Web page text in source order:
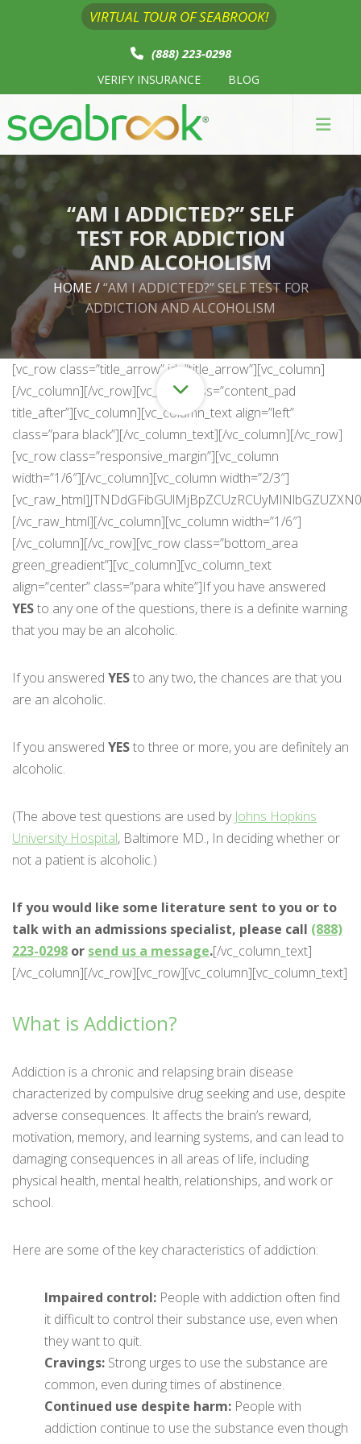
VIRTUAL TOUR OF SEABROOK!
(888) 223-0298
VERIFY INSURANCE BLOG
“AM I ADDICTED?” SELF
TEST FOR ADDICTION
AND ALCOHOLISM
HOME/“AM I ADDICTED?” SELF TEST FOR
ADDICTION AND ALCOHOLISM
[vc_row class=”title_arrow” id=”title_arrow”][vc_column][/vc_column][/vc_row][vc_row class=”content_pad title_after”][vc_column][vc_column_text align=”left” class=”para black”][/vc_column_text][/vc_column][/vc_row][vc_row class=”responsive_margin”][vc_column width=”1/6″][/vc_column][vc_column width=”2/3″][vc_raw_html]JTNDdGFibGUlMjBpZCUzRCUyMlNlbGZUZXN0JTIyJTIwYm9yZGVyJTNEJTIyMCUyMiUyMHdpZHRoJTNEJTIyMTAwJTI1JTIyJTIwY2VsbHNwYWNpbmclM0QlMjIwJTIyJTIwY2VsbHBhZGRpbmclM0QlMjIzJTIyJTIwYWxpZ24lM0QlMjJjZW50ZXIlMjIlM0UlMEElM0N0Ym9keSUzRSUwQSUzQ3RyJTIwYWxpZ24lM0QlMjJsZWZ0JTIyJTIwdmFsaWduJTNEJTIydG9wJTIyJTNFJTBBJTNDdGQlM0UlM0NzcGFuJTIwc3R5bGUlM0QlMjJmb250LWZhbWlseSUzQSUyMEFyaWFsJTJDJTIwSGVsdmV0aWNhJTJDJTIwc2Fucy1zZXJpZiUzQiUyMGZvbnQtc2l6ZSUzQSUyMHNtYWxsJTNCJTIyJTNFJTNDYiUzRURvJTIweW91JTIwbG9zZSUyMHRpbWUlMjBmcm9tJTIwd29yayUyMGR1ZSUyMHRvJTIweW91ciUyMGRyaW5raW5nJTIwb3IlMjBkcnVnJTIwdXNlJTNGJTNDJTJGYiUzRSUzQyUyRnNwYW4lM0UlM0MlMkZ0ZCUzRSUwQSUzQ3RkJTIwdmFsaWduJTNEJTIybWlkZGxlJTIyJTIwbm93cmFwJTNEJTIybm93cmFwJTIyJTNFJTNDc3BhbiUyMHN0eWxlJTNEJTIyY29sb3IlM0ElMjAlMjM5OTY2MDAlM0IlMjBmb250LWZhbWlseSUzQSUyMEFyaWFsJTJDJTIwSGVsdmV0aWNhJTJDJTIwc2Fucy1zZXJpZiUzQiUyMGZvbnQtc2l6ZSUzQSUyMHNtYWxsJTNCJTIyJTNFJTNDYiUzRSUzQ2lucHV0JTIwb25jbGljayUzRCUyMnNob3dUaW1lJTI4JTI5JTIyJTIwbmFtZSUzRCUyMmElMjIlMjB0eXBlJTNEJTIycmFkaW8lMjIlMjB2YWx1ZSUzRCUyMllFUyUyMiUyMCUyRiUzRSVDMiVBMFlFUyUzQyUyRmIlM0UlM0MlMkZzcGFuJTNFJTNDJTJGdGQlM0UlMEElM0N0ZCUyMHZhbGlnbiUzRCUyMm1pZGRsZSUyMiUyMG5vd3JhcCUzRCUyMm5vd3JhcCUyMiUzRSUzQ3NwYW4lMjBzdHlsZSUzRCUyMmNvbG9yJTNBJTIwJTIzOTk2NjAwJTNCJTIwZm9udC1mYW1pbHklM0ElMjBBcmlhbCUyQyUyMEhlbHZldGljYSUyQyUyMHNhbnMtc2VyaWYlM0IlMjBmb250LXNpemUlM0ElMjBzbWFsbCUzQiUyMiUzRSUzQ2IlM0UlM0NpbnB1dCUyMG9uY2xpY2slM0QlMjJzaG93VGltZSUyOCUyOSUyMiUyMG5hbWUlM0QlMjJhJTIyJTIwdHlwZSUzRCUyMnJhZGlvJTIyJTIwdmFsdWUlM0QlMjJOTyUyMiUyMCUyRiUzRSVDMiVBME5PJTNDJTJGYiUzRSUzQyUyRnNwYW4lM0UlM0MlMkZ0ZCUzRSUwQSUzQyUyRnRyJTNFJTBBJTNDdHIlMjBhbGlnbiUzRCUyMmxlZnQlMjIlMjB2YWxpZ24lM0QlMjJ0b3AlMjIlM0UlMEElM0N0ZCUzRSUzQ3NwYW4lMjBzdHlsZSUzRCUyMmZvbnQtZmFtaWx5JTNBJTIwQXJpYWwlMkMlMjBIZWx2ZXRpY2ElMkMlMjBzYW5zLXNlcmlmJTNCJTIwZm9udC1zaXplJTNBJTIwc21hbGwlM0IlMjIlM0UlM0NiJTNFSXMlMjB5b3VyJTIwZHJpbmtpbmclMkZkcnVnJTIwdXNlJTIwbWFraW5nJTIweW91ciUyMGhvbWUlMjBsaWZlJTIwdW5oYXBweSUzRiUzQyUyRmIlM0UlM0MlMkZzcGFuJTNFJTNDJTJGdGQlM0UlMEElM0N0ZCUyMHZhbGlnbiUzRCUyMm1pZGRsZSUyMiUyMG5vd3JhcCUzRCUyMm5vd3JhcCUyMiUzRSUzQ3NwYW4lMjBzdHlsZSUzRCUyMmNvbG9yJTNBJTIwJTIzOTk2NjAwJTNCJTIwZm9udC1mYW1pbHklM0ElMjBBcmlhbCUyQyUyMEhlbHZldGljYSUyQyUyMHNhbnMtc2VyaWYlM0IlMjBmb250LXNpemUlM0ElMjBzbWFsbCUzQiUyMiUzRSUzQ2IlM0UlM0NpbnB1dCUyMG9uY2xpY2slM0QlMjJzaG93VGltZSUyOCUyOSUyMiUyMG5hbWUlM0QlMjJiJTIyJTIwdHlwZSUzRCUyMnJhZGlvJTIyJTIwdmFsdWUlM0QlMjJZRVMlMjIlMjAlMkYlM0UlQzIlQTBZRVMlM0MlMkZiJTNFJTNDJTJGc3BhbiUzRSUzQyUyRnRkJTNFJTBBJTNDdGQlMjB2YWxpZ24lM0QlMjJtaWRkbGUlMjIlMjBub3dyYXAlM0QlMjJub3dyYXAlMjIlM0UlM0NzcGFuJTIwc3R5bGUlM0QlMjJjb2xvciUzQSUyMCUyMzk5NjYwMCUzQiUyMGZvbnQtZmFtaWx5JTNBJTIwQXJpYWwlMkMlMjBIZWx2ZXRpY2ElMkMlMjBzYW5zLXNlcmlmJTNCJTIwZm9udC1zaXplJTNBJTIwc21hbGwlM0IlMjIlM0UlM0NiJTNFJTNDaW5wdXQlMjBvbmNsaWNrJTNEJTIyc2hvd1RpbWUlMjglMjklMjIlMjBuYW1lJTNEJTIyYiUyMiUyMHR5cGUlM0QlMjJyYWRpbyUyMiUyMHZhbHVlJTNEJTIyTk8lMjIlMjAlMkYlM0UlQzIlQTBOTyUzQyUyRmIlM0UlM0MlMkZzcGFuJTNFJTNDJTJGdGQlM0UlMEElM0MlMkZ0ciUzRSUwQSUzQ3RyJTIwYWxpZ24lM0QlMjJsZWZ0JTIyJTIwdmFsaWduJTNEJTIydG9wJTIyJTNFJTBBJTNDdGQlM0UlM0NzcGFuJTIwc3R5bGUlM0QlMjJmb250LWZhbWlseSUzQSUyMEFyaWFsJTJDJTIwSGVsdmV0aWNhJTJDJTIwc2Fucy1zZXJpZiUzQiUyMGZvbnQtc2l6ZSUzQSUyMHNtYWxsJTNCJTIyJTNFJTNDYiUzRURvJTIweW91JTIwZHJpbmslMjBvciUyMGRydWclMjBiZWNhdXNlJTIweW91JTIwYXJlJTIwc2h5JTIwd2l0aCUyMG90aGVyJTIwcGVvcGxlJTNGJTNDJTJGYiUzRSUzQyUyRnNwYW4lM0UlM0MlMkZ0ZCUzRSUwQSUzQ3RkJTIwdmFsaWduJTNEJTIybWlkZGxlJTIyJTIwbm93cmFwJTNEJTIybm93cmFwJTIyJTNFJTNDc3BhbiUyMHN0eWxlJTNEJTIyY29sb3IlM0ElMjAlMjM5OTY2MDAlM0IlMjBmb250LWZhbWlseSUzQSUyMEFyaWFsJTJDJTIwSGVsdmV0aWNhJTJDJTIwc2Fucy1zZXJpZiUzQiUyMGZvbnQtc2l6ZSUzQSUyMHNtYWxsJTNCJTIyJTNFJTNDYiUzRSUzQ2lucHV0JTIwb25jbGljayUzRCUyMnNob3dUaW1lJTI4JTI5JTIyJTIwbmFtZSUzRCUyMmMlMjIlMjB0eXBlJTNEJTIycmFkaW8lMjIlMjB2YWx1ZSUzRCUyMllFUyUyMiUyMCUyRiUzRSVDMiVBMFlFUyUzQyUyRmIlM0UlM0MlMkZzcGFuJTNFJTNDJTJGdGQlM0UlMEElM0N0ZCUyMHZhbGlnbiUzRCUyMm1pZGRsZSUyMiUyMG5vd3JhcCUzRCUyMm5vd3JhcCUyMiUzRSUzQ3NwYW4lMjBzdHlsZSUzRCUyMmNvbG9yJTNBJTIwJTIzOTk2NjAwJTNCJTIwZm9udC1mYW1pbHklM0ElMjBBcmlhbCUyQyUyMEhlbHZldGljYSUyQyUyMHNhbnMtc2VyaWYlM0IlMjBmb250LXNpemUlM0ElMjBzbWFsbCUzQiUyMiUzRSUzQ2IlM0UlM0NpbnB1dCUyMG9uY2xpY2slM0QlMjJzaG93VGltZSUyOCUyOSUyMiUyMG5hbWUlM0QlMjJjJTIyJTIwdHlwZSUzRCUyMnJhZGlvJTIyJTIwdmFsdWUlM0QlMjJOTyUyMiUyMCUyRiUzRSVDMiVBME5PJTNDJTJGYiUzRSUzQyUyRnNwYW4lM0UlM0MlMkZ0ZCUzRSUwQSUzQyUyRnRyJTNFJTBBJTNDdHIlMjBhbGlnbiUzRCUyMmxlZnQlMjIlMjB2YWxpZ24lM0QlMjJ0b3AlMjIlM0UlMEElM0N0ZCUzRSUzQ3NwYW4lMjBzdHlsZSUzRCUyMmZvbnQtZmFtaWx5JTNBJTIwQXJpYWwlMkMlMjBIZWx2ZXRpY2ElMkMlMjBzYW5zLXNlcmlmJTNCJTIwZm9udC1zaXplJTNBJTIwc21hbGwlM0IlMjIlM0UlM0NiJTNFSXMlMjBkcmlua2luZyUyMG9yJTIwZHJ1ZyUyMHVzZSUyMGFmZmVjdGluZyUyMHlvdXIlMjByZXB1dGF0aW9uJTNGJTNDJTJGYiUzRSUzQyUyRnNwYW4lM0UlM0MlMkZ0ZCUzRSUwQSUzQ3RkJTIwdmFsaWduJTNEJTIybWlkZGxlJTIyJTIwbm93cmFwJTNEJTIybm93cmFwJTIyJTNFJTNDc3BhbiUyMHN0eWxlJTNEJTIyY29sb3IlM0ElMjAlMjM5OTY2MDAlM0IlMjBmb250LWZhbWlseSUzQSUyMEFyaWFsJTJDJTIwSGVsdmV0aWNhJTJDJTIwc2Fucy1zZXJpZiUzQiUyMGZvbnQtc2l6ZSUzQSUyMHNtYWxsJTNCJTIyJTNFJTNDYiUzRSUzQ2lucHV0JTIwb25jbGljayUzRCUyMnNob3dUaW1lJTI4JTI5JTIyJTIwbmFtZSUzRCUyMmQlMjIlMjB0eXBlJTNEJTIycmFkaW8lMjIlMjB2YWx1ZSUzRCUyMllFUyUyMiUyMCUyRiUzRSVDMiVBMFlFUyUzQyUyRmIlM0UlM0MlMkZzcGFuJTNFJTNDJTJGdGQlM0UlMEElM0N0ZCUyMHZhbGlnbiUzRCUyMm1pZGRsZSUyMiUyMG5vd3JhcCUzRCUyMm5vd3JhcCUyMiUzRSUzQ3NwYW4lMjBzdHlsZSUzRCUyMmNvbG9yJTNBJTIwJTIzOTk2NjAwJTNCJTIwZm9udC1mYW1pbHklM0ElMjBBcmlhbCUyQyUyMEhlbHZldGljYSUyQyUyMHNhbnMtc2VyaWYlM0IlMjBmb250LXNpemUlM0ElMjBzbWFsbCUzQiUyMiUzRSUzQ2IlM0UlM0NpbnB1dCUyMG9uY2xpY2slM0QlMjJzaG93VGltZSUyOCUyOSUyMiUyMG5hbWUlM0QlMjJkJTIyJTIwdHlwZSUzRCUyMnJhZGlvJTIyJTIwdmFsdWUlM0QlMjJOTyUyMiUyMCUyRiUzRSVDMiVBME5PJTNDJTJGYiUzRSUzQyUyRnNwYW4lM0UlM0MlMkZ0ZCUzRSUwQSUzQyUyRnRyJTNFJTBBJTNDdHIlMjBhbGlnbiUzRCUyMmxlZnQlMjIlMjB2YWxpZ24lM0QlMjJ0b3AlMjIlM0UlMEElM0N0ZCUzRSUzQ3NwYW4lMjBzdHlsZSUzRCUyMmZvbnQtZmFtaWx5JTNBJTIwQXJpYWwlMkMlMjBIZWx2ZXRpY2ElMkMlMjBzYW5zLXNlcmlmJTNCJTIwZm9udC1zaXplJTNBJTIwc21hbGwlM0IlMjIlM0UlM0NiJTNFSGF2ZSUyMHlvdSUyMGV2ZXIlMjBmZWx0JTIwcmVtb3JzZSUyMGFmdGVyJTIwZHJpbmtpbmclMjBvciUyMGRydWclMjB1c2UlM0YlM0MlMkZiJTNFJTNDJTJGc3BhbiUzRSUzQyUyRnRkJTNFJTBBJTNDdGQlMjB2YWxpZ24lM0QlMjJtaWRkbGUlMjIlMjBub3dyYXAlM0QlMjJub3dyYXAlMjIlM0UlM0NzcGFuJTIwc3R5bGUlM0QlMjJjb2xvciUzQSUyMCUyMzk5NjYwMCUzQiUyMGZvbnQtZmFtaWx5JTNBJTIwQXJpYWwlMkMlMjBIZWx2ZXRpY2ElMkMlMjBzYW5zLXNlcmlmJTNCJTIwZm9udC1zaXplJTNBJTIwc21hbGwlM0IlMjIlM0UlM0NiJTNFJTNDaW5wdXQlMjBvbmNsaWNrJTNEJTIyc2hvd1RpbWUlMjglMjklMjIlMjBuYW1lJTNEJTIyZSUyMiUyMHR5cGUlM0QlMjJyYWRpbyUyMiUyMHZhbHVlJTNEJTIyWUVTJTIyJTIwJTJGJTNFJUMyJUEwWUVTJTNDJTJGYiUzRSUzQyUyRnNwYW4lM0UlM0MlMkZ0ZCUzRSUwQSUzQ3RkJTIwdmFsaWduJTNEJTIybWlkZGxlJTIyJTIwbm93cmFwJTNEJTIybm93cmFwJTIyJTNFJTNDc3BhbiUyMHN0eWxlJTNEJTIyY29sb3IlM0ElMjAlMjM5OTY2MDAlM0IlMjBmb250LWZhbWlseSUzQSUyMEFyaWFsJTJDJTIwSGVsdmV0aWNhJTJDJTIwc2Fucy1zZXJpZiUzQiUyMGZvbnQtc2l6ZSUzQSUyMHNtYWxsJTNCJTIyJTNFJTNDYiUzRSUzQ2lucHV0JTIwb25jbGljayUzRCUyMnNob3dUaW1lJTI4JTI5JTIyJTIwbmFtZSUzRCUyMmUlMjIlMjB0eXBlJTNEJTIycmFkaW8lMjIlMjB2YWx1ZSUzRCUyMk5PJTIyJTIwJTJGJTNFJUMyJUEwTk8lM0MlMkZiJTNFJTNDJTJGc3BhbiUzRSUzQyUyRnRkJTNFJTBBJTNDJTJGdHIlM0UlMEElM0N0ciUyMGFsaWduJTNEJTIybGVmdCUyMiUyMHZhbGlnbiUzRCUyMnRvcCUyMiUzRSUwQSUzQ3RkJTNFJTNDc3BhbiUyMHN0eWxlJTNEJTIyZm9udC1mYW1pbHklM0ElMjBBcmlhbCUyQyUyMEhlbHZldGljYSUyQyUyMHNhbnMtc2VyaWYlM0IlMjBmb250LXNpemUlM0ElMjBzbWFsbCUzQiUyMiUzRSUzQ2IlM0VIYXZlJTIweW91JTIwZ290dGVuJTIwaW50byUyMGZpbmFuY2lhbCUyMGRpZmZpY3VsdGllcyUyMGJlY2F1c2UlMjBvZiUyMHlvdXIlMjBkcmlua2luZyUyMG9yJTIwZHJ1ZyUyMHVzZSUzRiUzQyUyRmIlM0UlM0MlMkZzcGFuJTNFJTNDJTJGdGQlM0UlMEElM0N0ZCUyMHZhbGlnbiUzRCUyMm1pZGRsZSUyMiUyMG5vd3JhcCUzRCUyMm5vd3JhcCUyMiUzRSUzQ3NwYW4lMjBzdHlsZSUzRCUyMmNvbG9yJTNBJTIwJTIzOTk2NjAwJTNCJTIwZm9udC1mYW1pbHklM0ElMjBBcmlhbCUyQyUyMEhlbHZldGljYSUyQyUyMHNhbnMtc2VyaWYlM0IlMjBmb250LXNpemUlM0ElMjBzbWFsbCUzQiUyMiUzRSUzQ2IlM0UlM0NpbnB1dCUyMG9uY2xpY2slM0QlMjJzaG93VGltZSUyOCUyOSUyMiUyMG5hbWUlM0QlMjJmJTIyJTIwdHlwZSUzRCUyMnJhZGlvJTIyJTIwdmFsdWUlM0QlMjJZRVMlMjIlMjAlMkYlM0UlQzIlQTBZRVMlM0MlMkZiJTNFJTNDJTJGc3BhbiUzRSUzQyUyRnRkJTNFJTBBJTNDdGQlMjB2YWxpZ24lM0QlMjJtaWRkbGUlMjIlMjBub3dyYXAlM0QlMjJub3dyYXAlMjIlM0UlM0NzcGFuJTIwc3R5bGUlM0QlMjJjb2xvciUzQSUyMCUyMzk5NjYwMCUzQiUyMGZvbnQtZmFtaWx5JTNBJTIwQXJpYWwlMkMlMjBIZWx2ZXRpY2ElMkMlMjBzYW5zLXNlcmlmJTNCJTIwZm9udC1zaXplJTNBJTIwc21hbGwlM0IlMjIlM0UlM0NiJTNFJTNDaW5wdXQlMjBvbmNsaWNrJTNEJTIyc2hvd1RpbWUlMjglMjklMjIlMjBuYW1lJTNEJTIyZiUyMiUyMHR5cGUlM0QlMjJyYWRpbyUyMiUyMHZhbHVlJTNEJTIyTk8lMjIlMjAlMkYlM0UlQzIlQTBOTyUzQyUyRmIlM0UlM0MlMkZzcGFuJTNFJTNDJTJGdGQlM0UlMEElM0MlMkZ0ciUzRSUwQSUzQ3RyJTIwYWxpZ24lM0QlMjJsZWZ0JTIyJTIwdmFsaWduJTNEJTIydG9wJTIyJTNFJTBBJTNDdGQlM0UlM0NzcGFuJTIwc3R5bGUlM0QlMjJmb250LWZhbWlseSUzQSUyMEFyaWFsJTJDJTIwSGVsdmV0aWNhJTJDJTIwc2Fucy1zZXJpZiUzQiUyMGZvbnQtc2l6ZSUzQSUyMHNtYWxsJTNCJTIyJTNFJTNDYiUzRURvJTIweW91JTIwdHVybiUyMHRvJTIwbG93ZXIlMjBjb21wYW5pb25zJTIwYW5kJTIwaW5mZXJpb3IlMjBlbnZpcm9ubWVudCUyMHdoZW4lMjBkcmlua2luZyUyMG9yJTIwdXNpbmclMjBkcnVncyUzRiUzQyUyRmIlM0UlM0MlMkZzcGFuJTNFJTNDJTJGdGQlM0UlMEElM0N0ZCUyMHZhbGlnbiUzRCUyMm1pZGRsZSUyMiUyMG5vd3JhcCUzRCUyMm5vd3JhcCUyMiUzRSUzQ3NwYW4lMjBzdHlsZSUzRCUyMmNvbG9yJTNBJTIwJTIzOTk2NjAwJTNCJTIwZm9udC1mYW1pbHklM0ElMjBBcmlhbCUyQyUyMEhlbHZldGljYSUyQyUyMHNhbnMtc2VyaWYlM0IlMjBmb250LXNpemUlM0ElMjBzbWFsbCUzQiUyMiUzRSUzQ2IlM0UlM0NpbnB1dCUyMG9uY2xpY2slM0QlMjJzaG93VGltZSUyOCUyOSUyMiUyMG5hbWUlM0QlMjJnJTIyJTIwdHlwZSUzRCUyMnJhZGlvJTIyJTIwdmFsdWUlM0QlMjJZRVMlMjIlMjAlMkYlM0UlQzIlQTBZRVMlM0MlMkZiJTNFJTNDJTJGc3BhbiUzRSUzQyUyRnRkJTNFJTBBJTNDdGQlMjB2YWxpZ24lM0QlMjJtaWRkbGUlMjIlMjBub3dyYXAlM0QlMjJub3dyYXAlMjIlM0UlM0NzcGFuJTIwc3R5bGUlM0QlMjJjb2xvciUzQSUyMCUyMzk5NjYwMCUzQiUyMGZvbnQtZmFtaWx5JTNBJTIwQXJpYWwlMkMlMjBIZWx2ZXRpY2ElMkMlMjBzYW5zLXNlcmlmJTNCJTIwZm9udC1zaXplJTNBJTIwc21hbGwlM0IlMjIlM0UlM0NiJTNFJTNDaW5wdXQlMjBvbmNsaWNrJTNEJTIyc2hvd1RpbWUlMjglMjklMjIlMjBuYW1lJTNEJTIyZyUyMiUyMHR5cGUlM0QlMjJyYWRpbyUyMiUyMHZhbHVlJTNEJTIyTk8lMjIlMjAlMkYlM0UlQzIlQTBOTyUzQyUyRmIlM0UlM0MlMkZzcGFuJTNFJTNDJTJGdGQlM
YESto any one of the questions, there is a definite warning
that you may be an alcoholic.
If you answered YESto any two, the chances are that you
are an alcoholic.
If you answered YESto three or more, you are definitely an
alcoholic.
(The above test questions are used by Johns Hopkins
University Hospital, Baltimore MD., In deciding whether or
not a patient is alcoholic.)
If you would like some literature sent to you or to
talk with an admissions specialist, please call (888)
223-0298 or send us a message.[/vc_column_text]
[/vc_column][/vc_row][vc_row][vc_column][vc_column_text]
What is Addiction?
Addiction is a chronic and relapsing brain disease
characterized by compulsive drug seeking and use, despite
adverse consequences. It affects the brain’s reward,
motivation, memory, and learning systems, and can lead to
damaging consequences in all areas of life, including
physical health, mental health, relationships, and work or
school.
Here are some of the key characteristics of addiction:
Impaired control: People with addiction often find
it difficult to control their substance use, even when
they want to quit.
Cravings: Strong urges to use the substance are
common, even during times of abstinence.
Continued use despite harm: People with
addiction continue to use the substance even though